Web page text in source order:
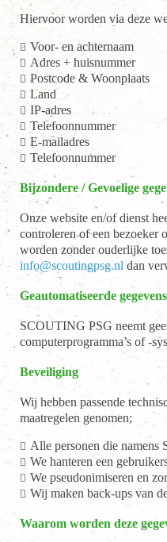
Hiervoor worden via deze
Voor- en achternaam
Adres + huisnummer
Postcode & Woonplaats
Land
IP-adres
Telefoonnummer
E-mailadres
Telefoonnummer
Bijzondere / Gevoelige
Onze website en/of dienst
controleren of een bezoeker
worden zonder ouderlijke
info@scoutingpsg.nl dan
Geautomatiseerde
SCOUTING PSG neemt
computerprogramma’s of -
Beveiliging
Wij hebben passende
maatregelen genomen;
Alle personen die namens
We hanteren een
We pseudonimiseren en
Wij maken back-ups van
Waarom worden deze